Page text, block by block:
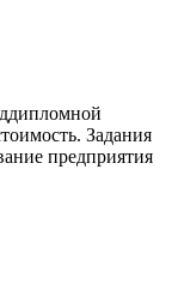
Задания
предприятия